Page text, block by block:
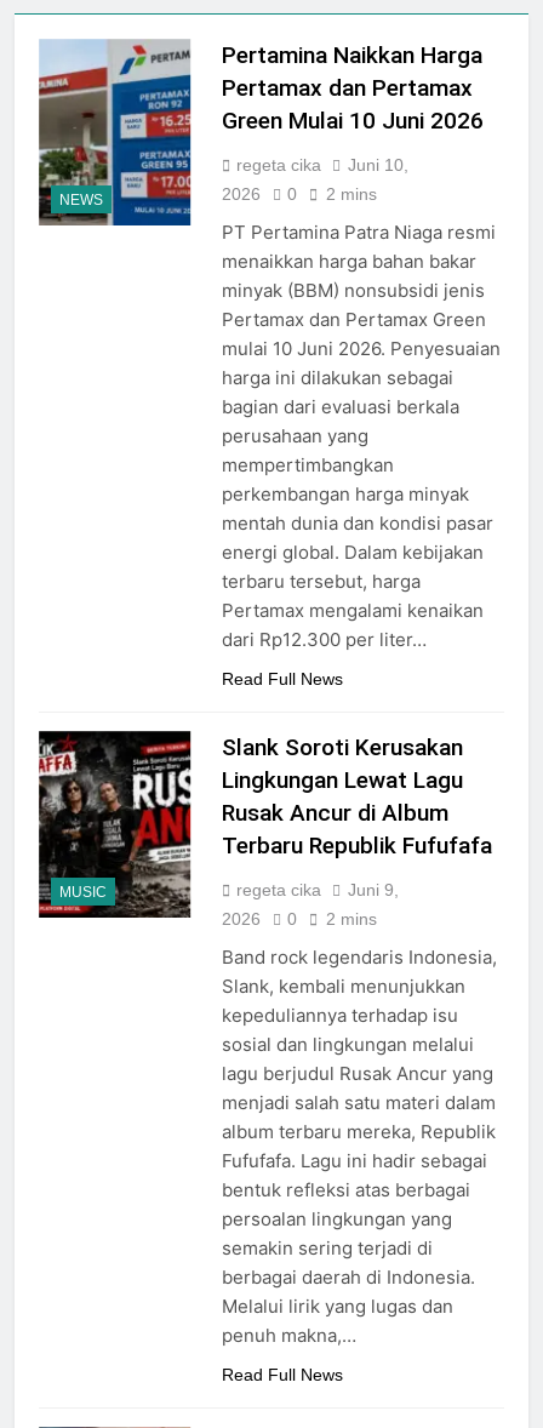
Melalui “INDEPENDENCE
Hingga 80% Dan Rangkaian
Event Spesial
Agustus 3, 2026
Galeria Mall Sambut Bulan
Kemerdekaan dengan Tema
“Harmoni Nusantara”
Adinata Nusantara
Negeriku 2026: Perayaan
HUT RI di Malioboro Mall
Rayakan HUT RI ke-81, Plaza
Malioboro Hadirkan
kolaborasi Program Belanja
Nasional “Indonesia
Shopping Festival 2026”
dengan Pesona Malioboro
Juli 31, 2026
SCH Siap Semarakkan
Indonesia Shopping Festival
Hadirkan Diskon Hingga
80%
Juli 31, 2026
RESMI DIGELAR, INDONESIA
SHOPPING FESTIVAL 2026
SIAPKAN EVENT MENARIK &
DISKON BELANJA DI LIPPO
PLAZA JOGJA
Juli 31, 2026
Kemeriahan Menyambut
Kemerdekaan RI di
Pakuwon Mall Jogja
Juli 31, 2026
NEWS
Pertamina Naikkan Harga
Pertamax dan Pertamax
Green Mulai 10 Juni 2026
regeta cika
Juni 10,
2026
0 2 mins
PT Pertamina Patra Niaga resmi
menaikkan harga bahan bakar
minyak (BBM) nonsubsidi jenis
Pertamax dan Pertamax Green
mulai 10 Juni 2026. Penyesuaian
harga ini dilakukan sebagai
bagian dari evaluasi berkala
perusahaan yang
mempertimbangkan
perkembangan harga minyak
mentah dunia dan kondisi pasar
energi global. Dalam kebijakan
terbaru tersebut, harga
Pertamax mengalami kenaikan
dari Rp12.300 per liter…
Read Full News
MUSIC
Slank Soroti Kerusakan
Lingkungan Lewat Lagu
Rusak Ancur di Album
Terbaru Republik Fufufafa
regeta cika
Juni 9,
2026
0 2 mins
Band rock legendaris Indonesia,
Slank, kembali menunjukkan
kepeduliannya terhadap isu
sosial dan lingkungan melalui
lagu berjudul Rusak Ancur yang
menjadi salah satu materi dalam
album terbaru mereka, Republik
Fufufafa. Lagu ini hadir sebagai
bentuk refleksi atas berbagai
persoalan lingkungan yang
semakin sering terjadi di
berbagai daerah di Indonesia.
Melalui lirik yang lugas dan
penuh makna,…
Read Full News